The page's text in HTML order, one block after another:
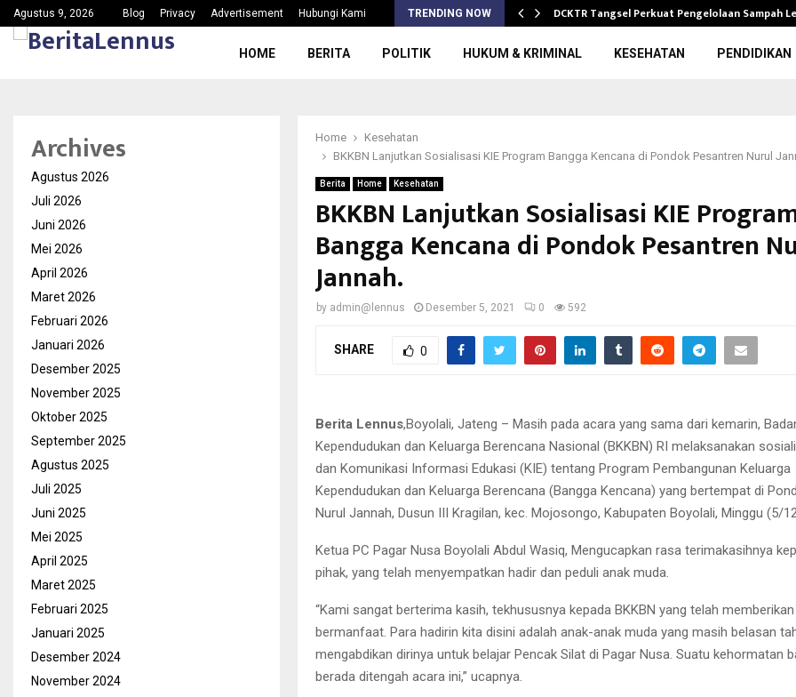
Agustus 9, 2026 Blog Privacy Advertisement Hubungi Kami TRENDING NOW
Ketua PAC Gerindra Kec.Jasinga Meradang, Nama Baik… DCKTR Tangsel Perkuat Pengelolaan Sampah
HOME BERITA POLITIK HUKUM & KRIMINAL KESEHATAN PENDIDIKAN
Home
Kesehatan
BKKBN Lanjutkan Sosialisasi KIE Program Bangga Kencana di Pondok Pesantren Nurul
Berita Home Kesehatan
BKKBN Lanjutkan Sosialisasi KIE
Bangga Kencana di Pondok Pesantren
Jannah.
by admin@lennus Desember 5, 2021 0 592
SHARE 0
Berita Lennus,Boyolali, Jateng – Masih pada acara yang sama dari kemarin,
Kependudukan dan Keluarga Berencana Nasional (BKKBN) RI melaksanakan
dan Komunikasi Informasi Edukasi (KIE) tentang Program Pembangunan Keluarga
Kependudukan dan Keluarga Berencana (Bangga Kencana) yang bertempat di
Nurul Jannah, Dusun III Kragilan, kec. Mojosongo, Kabupaten Boyolali, Minggu (5/
Ketua PC Pagar Nusa Boyolali Abdul Wasiq, Mengucapkan rasa terimakasihnya
pihak, yang telah menyempatkan hadir dan peduli anak muda.
“Kami sangat berterima kasih, tekhususnya kepada BKKBN yang telah
bermanfaat. Para hadirin kita disini adalah anak-anak muda yang masih belasan
mengabdikan dirinya untuk belajar Pencak Silat di Pagar Nusa. Suatu kehormatan
berada ditengah acara ini,” ucapnya.
Archives
Agustus 2026
Juli 2026
Juni 2026
Mei 2026
April 2026
Maret 2026
Februari 2026
Januari 2026
Desember 2025
November 2025
Oktober 2025
September 2025
Agustus 2025
Juli 2025
Juni 2025
Mei 2025
April 2025
Maret 2025
Februari 2025
Januari 2025
Desember 2024
November 2024